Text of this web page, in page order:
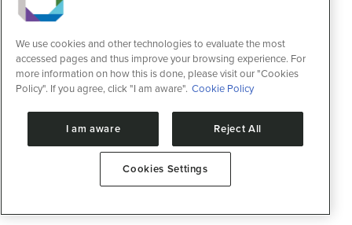
Notícias
Rafael Elias Marques, pesquisador do
Centro Nacional de Pesquisa em Energia e
Materiais (CNPEM), foi selecionado pela
American Society of Tropical Medicine and
inaugural do Mid-Career Leadership
Program. Fundada em 1903, a ASTMH é
uma renomada organização científica
internacional dedicada a reduzir o impacto
global das doenças infecciosas tropicais…
We use cookies and other technologies to evaluate the most
accessed pages and thus improve your browsing experience. For
more information on how this is done, please visit our "Cookies
Policy". If you agree, click "I am aware". Cookie Policy
I am aware Reject All
Cookies Settings